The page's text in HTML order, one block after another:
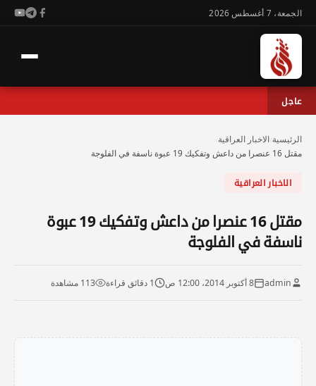
الجمعة، 7 أغسطس 2026
عاجل
الرئيسية الاخبار العراقية
مقتل 16 عنصرا من داعش وتفكيك 19 عبوة ناسفة في الفلوجة
الاخبار العراقية
مقتل 16 عنصرا من داعش وتفكيك 19 عبوة
ناسفة في الفلوجة
admin 8 أكتوبر 2014، 12:00 ص 1 دقائق قراءة 113 مشاهدة